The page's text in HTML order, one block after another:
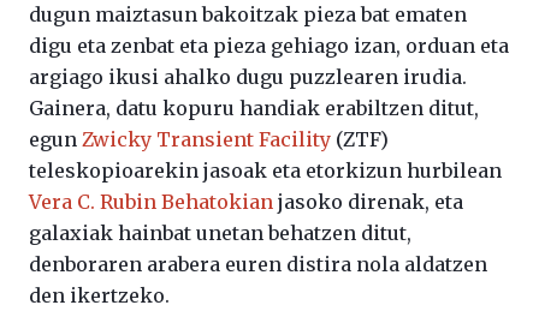
dugun maiztasun bakoitzak pieza bat ematen
digu eta zenbat eta pieza gehiago izan, orduan eta
argiago ikusi ahalko dugu puzzlearen irudia.
Gainera, datu kopuru handiak erabiltzen ditut,
egun Zwicky Transient Facility (ZTF)
teleskopioarekin jasoak eta etorkizun hurbilean
Vera C. Rubin Behatokian jasoko direnak, eta
galaxiak hainbat unetan behatzen ditut,
denboraren arabera euren distira nola aldatzen
den ikertzeko.